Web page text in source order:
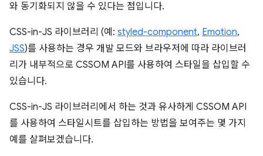
와 동기화되지 않을 수 있다는 점입니다.
CSS-in-JS 라이브러리 (예: styled-component, Emotion,
JSS)를 사용하는 경우 개발 모드와 브라우저에 따라 라이브러
리가 내부적으로 CSSOM API를 사용하여 스타일을 삽입할 수
있습니다.
CSS-in-JS 라이브러리에서 하는 것과 유사하게 CSSOM API
를 사용하여 스타일시트를 삽입하는 방법을 보여주는 몇 가지
예를 살펴보겠습니다.